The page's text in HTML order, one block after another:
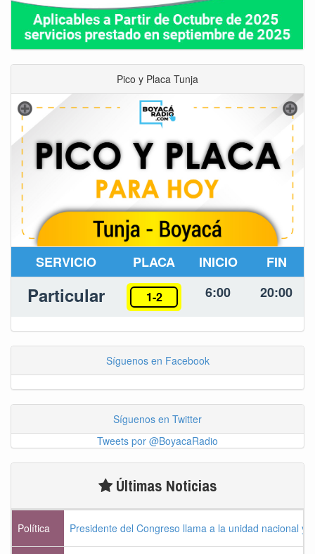
Pico y Placa Tunja
SERVICIO PLACA INICIO FIN
Particular 1-2 6:00 20:00
Síguenos en Facebook
Síguenos en Twitter
Tweets por @BoyacaRadio
Últimas Noticias
Política Presidente del Congreso llama a la unidad nacional y